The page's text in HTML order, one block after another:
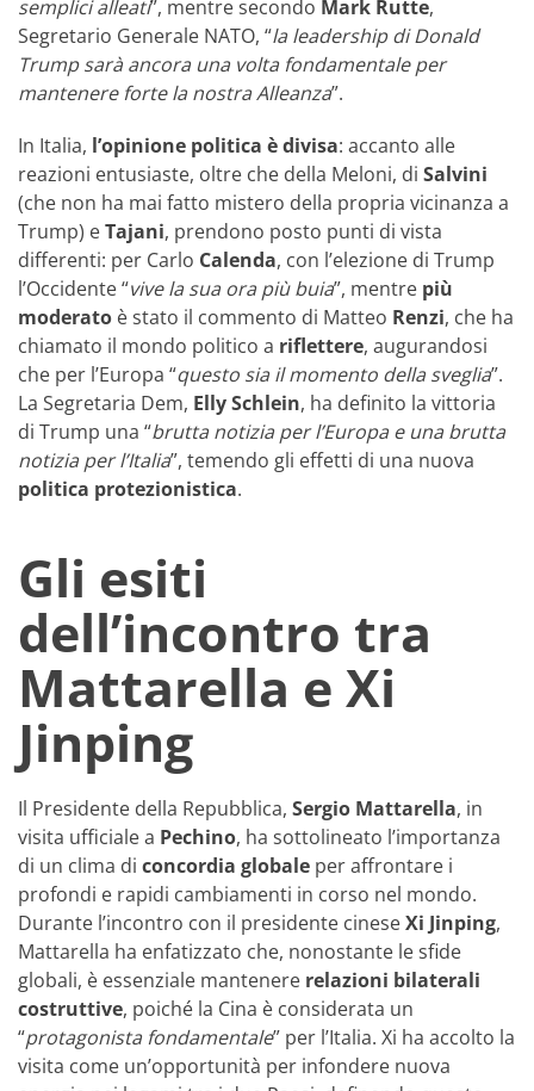
semplici alleati”, mentre secondo Mark Rutte,
Segretario Generale NATO, “la leadership di Donald
Trump sarà ancora una volta fondamentale per
mantenere forte la nostra Alleanza”.
In Italia, l’opinione politica è divisa: accanto alle
reazioni entusiaste, oltre che della Meloni, di Salvini
(che non ha mai fatto mistero della propria vicinanza a
Trump) eTajani, prendono posto punti di vista
differenti: per Carlo Calenda, con l’elezione di Trump
l’Occidente “vive la sua ora più buia”, mentre più
moderato è stato il commento di Matteo Renzi, che ha
chiamato il mondo politico a riflettere, augurandosi
che per l’Europa “questo sia il momento della sveglia”.
La Segretaria Dem, Elly Schlein, ha definito la vittoria
di Trump una “brutta notizia per l’Europa e una brutta
notizia per l’Italia”, temendo gli effetti di una nuova
politica protezionistica.
Gli esiti
dell’incontro tra
Mattarella e Xi
Jinping
Il Presidente della Repubblica, Sergio Mattarella, in
visita ufficiale a Pechino, ha sottolineato l’importanza
di un clima di concordia globale per affrontare i
profondi e rapidi cambiamenti in corso nel mondo.
Durante l’incontro con il presidente cineseXi Jinping,
Mattarella ha enfatizzato che, nonostante le sfide
globali, è essenziale mantenere relazioni bilaterali
costruttive, poiché la Cina è considerata un
“protagonista fondamentale” per l’Italia. Xi ha accolto la
visita come un’opportunità per infondere nuova